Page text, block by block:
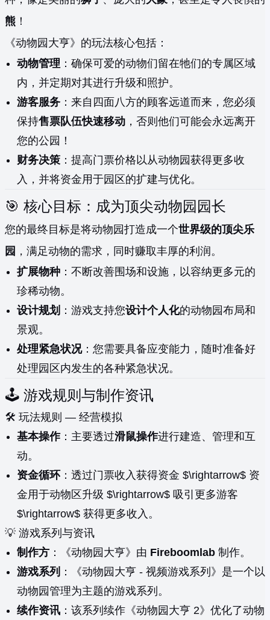
熊 ！
《动物园大亨》的玩法核心包括：
动物管理 ：确保可爱的动物们留在牠们的专属区域
内，并定期对其进行升级和照护。
游客服务 ：来自四面八方的顾客远道而来，您必须
保持售票队伍快速移动 ，否则他们可能会永远离开
您的公园！
财务决策 ：提高门票价格以从动物园获得更多收
入，并将资金用于园区的扩建与优化。
🎯 核心目标：成为顶尖动物园园长
您的最终目标是将动物园打造成一个世界级的顶尖乐
园 ，满足动物的需求，同时赚取丰厚的利润。
扩展物种 ：不断改善围场和设施，以容纳更多元的
珍稀动物。
设计规划 ：游戏支持您设计个人化的动物园布局和
景观。
处理紧急状况：您需要具备应变能力，随时准备好
处理园区内发生的各种紧急状况。
🕹️ 游戏规则与制作资讯
🛠️ 玩法规则 — 经营模拟
基本操作：主要透过滑鼠操作进行建造、管理和互
动。
资金循环 ：透过门票收入获得资金 $\rightarrow$ 资
金用于动物区升级 $\rightarrow$ 吸引更多游客
$\rightarrow$ 获得更多收入。
💡 游戏系列与资讯
制作方 ：《动物园大亨》由 Fireboomlab 制作。
游戏系列 ：《动物园大亨 - 视频游戏系列》是一个以
动物园管理为主题的游戏系列。
续作资讯 ：该系列续作《动物园大亨 2》优化了动物